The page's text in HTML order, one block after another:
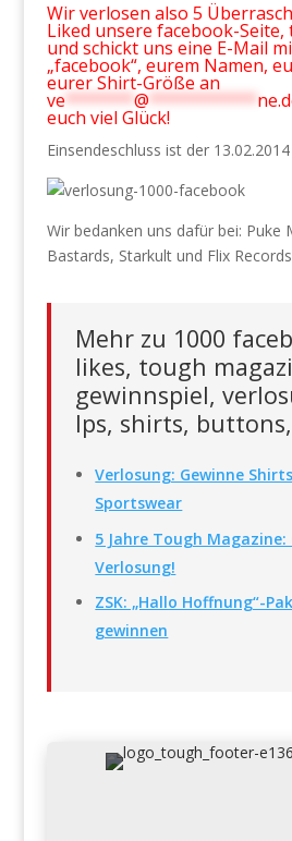
Wir verlosen also 5
Liked unsere facebook-
und schickt uns eine E-Mail
„facebook“, eurem Namen,
eurer Shirt-Größe an
ve*******@***********
euch viel Glück!
Einsendeschluss ist der 13.02.2014
Wir bedanken uns dafür bei: Puke
Bastards, Starkult und Flix Records
Mehr zu 1000
likes, tough
gewinnspiel,
lps, shirts, buttons,
Verlosung: Gewinne
Sportswear
5 Jahre Tough Magazine:
Verlosung!
ZSK: „Hallo Hoffnung“-
gewinnen